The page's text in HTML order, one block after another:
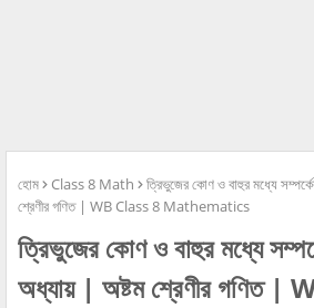
হোম Class 8 Math
ত্রিভুজের কোণ ও বাহুর মধ্যে
শ্রেণীর গণিত | WB Class 8 Mathematics
ত্রিভুজের কোণ ও বাহুর মধ্যে
অধ্যায় | অষ্টম শ্রেণীর গণিত |